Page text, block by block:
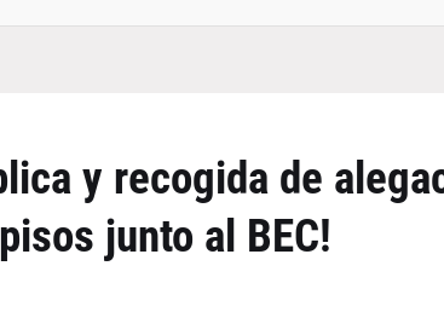
y recogida de
junto al BEC!